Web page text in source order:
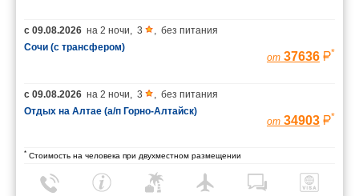
с 09.08.2026 на 2 ночи, 3 , без питания
Сочи (с трансфером)
от 37636 *
с 09.08.2026 на 2 ночи, 3 , без питания
Отдых на Алтае (а/п Горно-Алтайск)
от 34903 *
* Стоимость на человека при двухместном размещении